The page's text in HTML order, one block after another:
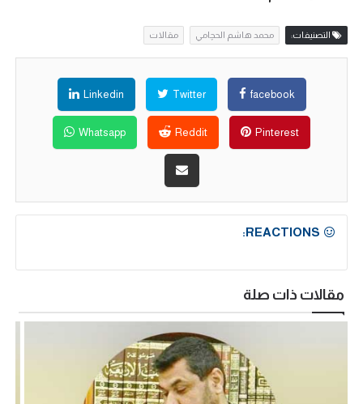
التصنيفات: محمد هاشم الحچامي مقالات
facebook
Twitter
Linkedin
Pinterest
Reddit
Whatsapp
REACTIONS:
مقالات ذات صلة